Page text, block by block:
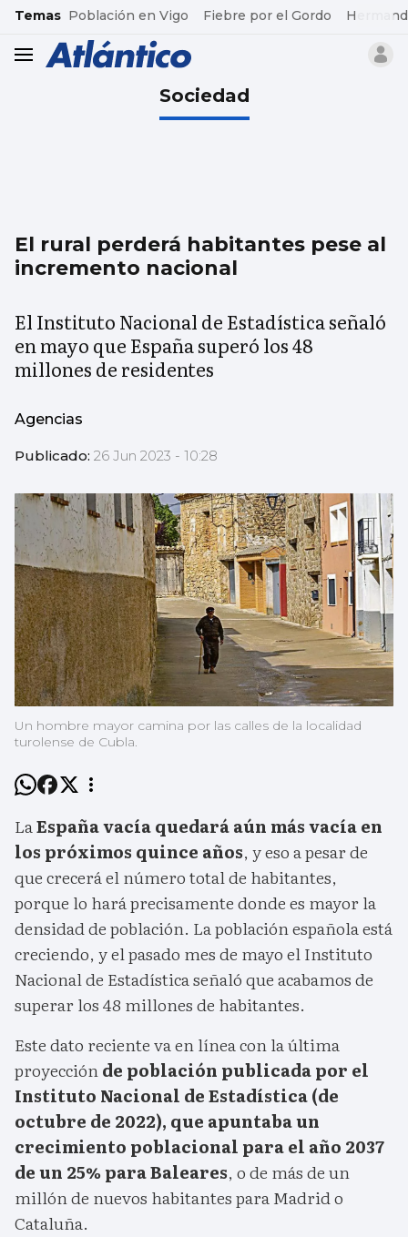
common.go-to-content
Temas Población en Vigo Fiebre por el Gordo
header.menu.open
Sociedad
El rural perderá habitantes pese al
incremento nacional
El Instituto Nacional de Estadística señaló
en mayo que España superó los 48
millones de residentes
Agencias
Publicado: 26 Jun 2023 - 10:28
Un hombre mayor camina por las calles de la localidad
turolense de Cubla.
LaEspaña vacía quedará aún más vacía en
los próximos quince años, y eso a pesar de
que crecerá el número total de habitantes,
porque lo hará precisamente donde es mayor la
densidad de población. La población española está
creciendo, y el pasado mes de mayo el Instituto
Nacional de Estadística señaló que acabamos de
superar los 48 millones de habitantes.
Este dato reciente va en línea con la última
proyecciónde población publicada por el
Instituto Nacional de Estadística (de
octubre de 2022), que apuntaba un
crecimiento poblacional para el año 2037
de un 25% para Baleares, o de más de un
millón de nuevos habitantes para Madrid o
Cataluña.